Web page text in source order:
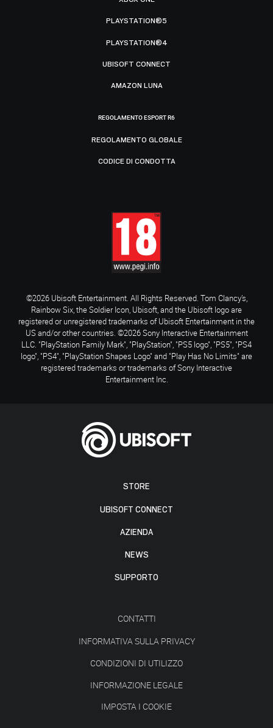
STORE
UBISOFT CONNECT
AZIENDA
NEWS
SUPPORTO
CONTATTI
INFORMATIVA SULLA PRIVACY
CONDIZIONI DI UTILIZZO
INFORMAZIONE LEGALE
IMPOSTA I COOKIE
PLAYSTATION®5
PLAYSTATION®4
UBISOFT CONNECT
AMAZON LUNA
REGOLAMENTO ESPORT R6
REGOLAMENTO GLOBALE
CODICE DI CONDOTTA
©2026 Ubisoft Entertainment. All Rights Reserved. Tom Clancy’s,
Rainbow Six, the Soldier Icon, Ubisoft, and the Ubisoft logo are
registered or unregistered trademarks of Ubisoft Entertainment in the
US and/or other countries. ©2026 Sony Interactive Entertainment
LLC. "PlayStation Family Mark", "PlayStation", "PS5 logo", "PS5", "PS4
logo", "PS4", "PlayStation Shapes Logo" and "Play Has No Limits" are
registered trademarks or trademarks of Sony Interactive
Entertainment Inc.